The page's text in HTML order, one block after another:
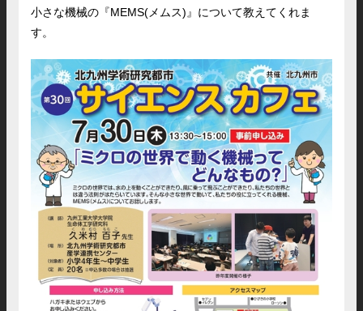
小さな機械の『MEMS(メムス)』について教えてくれま
す。